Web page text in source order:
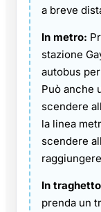
a breve
In metro:
stazione
autobus
Può anche
scendere
la linea
scendere
In
prenda un